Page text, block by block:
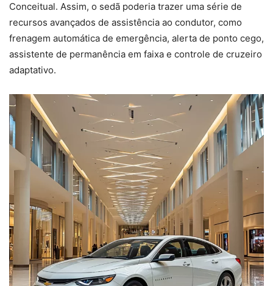
Conceitual. Assim, o sedã poderia trazer uma série de
recursos avançados de assistência ao condutor, como
frenagem automática de emergência, alerta de ponto cego,
assistente de permanência em faixa e controle de cruzeiro
adaptativo.